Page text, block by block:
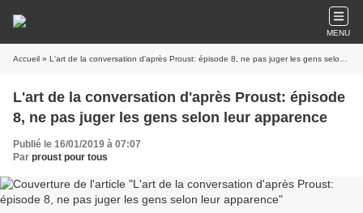
MENU
Accueil » L'art de la conversation d'après Proust: épisode 8, ne pas juger les gens selon leur apparence
L'art de la conversation d'après Proust: épisode
8, ne pas juger les gens selon leur apparence
Publié le 16/01/2019 à 07:07
Par proust pour tous